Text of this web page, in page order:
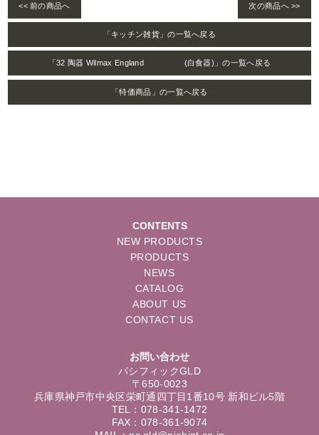
<< 前の商品へ 次の商品へ >>
「キッチン雑貨」の一覧へ戻る
「32 陶器 Wilmax England (白食器)」の一覧へ戻る
「特価商品」の一覧へ戻る
CONTENTS
NEW PRODUCTS
PRODUCTS
NEWS
CATALOG
ABOUT US
CONTACT US
お問い合わせ
パシフィックGLD
〒650-0023
兵庫県神戸市中央区栄町通四丁目1番10号 新和ビル5階
TEL：078-341-1472
FAX：078-361-9074